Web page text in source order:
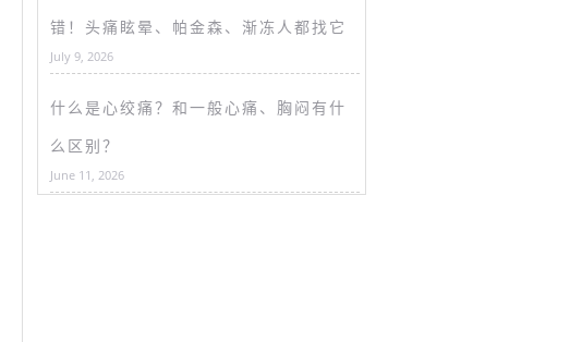
错！头痛眩晕、帕金森、渐冻人都找它
July 9, 2026
什么是心绞痛？和一般心痛、胸闷有什
么区别？
June 11, 2026